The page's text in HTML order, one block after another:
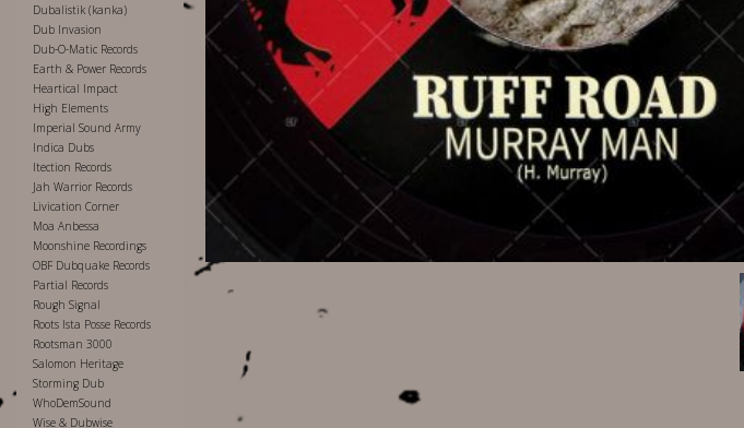
Dubalistik (kanka)
Dub Invasion
Dub-O-Matic Records
Earth & Power Records
Heartical Impact
High Elements
Imperial Sound Army
Indica Dubs
Itection Records
Jah Warrior Records
Livication Corner
Moa Anbessa
Moonshine Recordings
OBF Dubquake Records
Partial Records
Rough Signal
Roots Ista Posse Records
Rootsman 3000
Salomon Heritage
Storming Dub
WhoDemSound
Wise & Dubwise